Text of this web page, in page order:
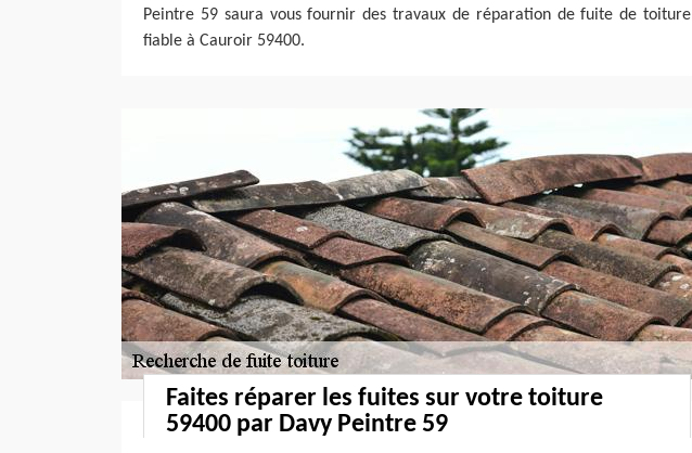
Peintre 59 saura vous fournir des travaux de réparation de fuite de toiture
fiable à Cauroir 59400.
Faites réparer les fuites sur votre toiture
59400 par Davy Peintre 59